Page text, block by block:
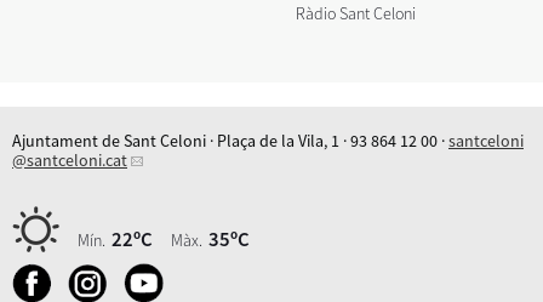
Ràdio Sant Celoni
Ajuntament de Sant Celoni · Plaça de la Vila, 1 · 93 864 12 00 ·santceloni
@santceloni.cat
Mín. 22ºC Màx. 35ºC